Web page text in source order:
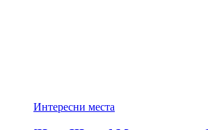
Интересни места